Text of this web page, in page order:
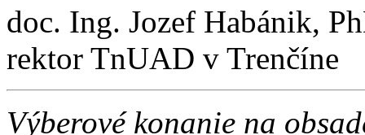
doc. Ing. Jozef Habánik,
rektor TnUAD v Trenčíne
Výberové konanie na